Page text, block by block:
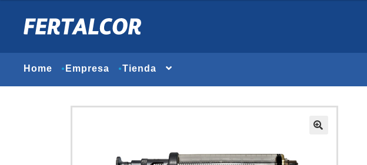
Home Empresa Tienda